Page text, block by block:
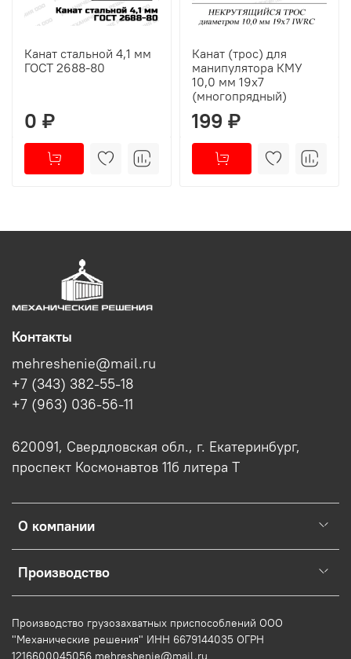
Канат стальной 4,1 мм
ГОСТ 2688-80
0 ₽
Канат (трос) для
манипулятора КМУ
10,0 мм 19x7
(многопрядный)
199 ₽
О компании
Производство
Контакты
mehreshenie@mail.ru
+7 (343) 382-55-18
+7 (963) 036-56-11
620091, Свердловская обл., г. Екатеринбург,
проспект Космонавтов 11б литера Т
Производство грузозахватных приспособлений ООО
"Механические решения" ИНН 6679144035 ОГРН
1216600045056 mehreshenie@mail.ru